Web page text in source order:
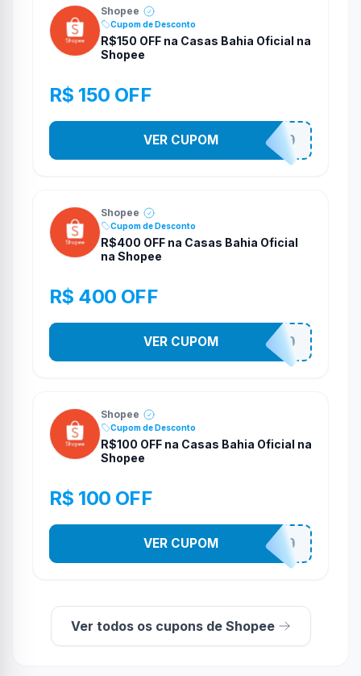
Shopee
Cupom de Desconto
R$150 OFF na Casas Bahia Oficial na
Shopee
R$ 150 OFF
CASATE150
VER CUPOM
Shopee
Cupom de Desconto
R$400 OFF na Casas Bahia Oficial
na Shopee
R$ 400 OFF
CASATE400
VER CUPOM
Shopee
Cupom de Desconto
R$100 OFF na Casas Bahia Oficial na
Shopee
R$ 100 OFF
CASATE100
VER CUPOM
Ver todos os cupons de Shopee